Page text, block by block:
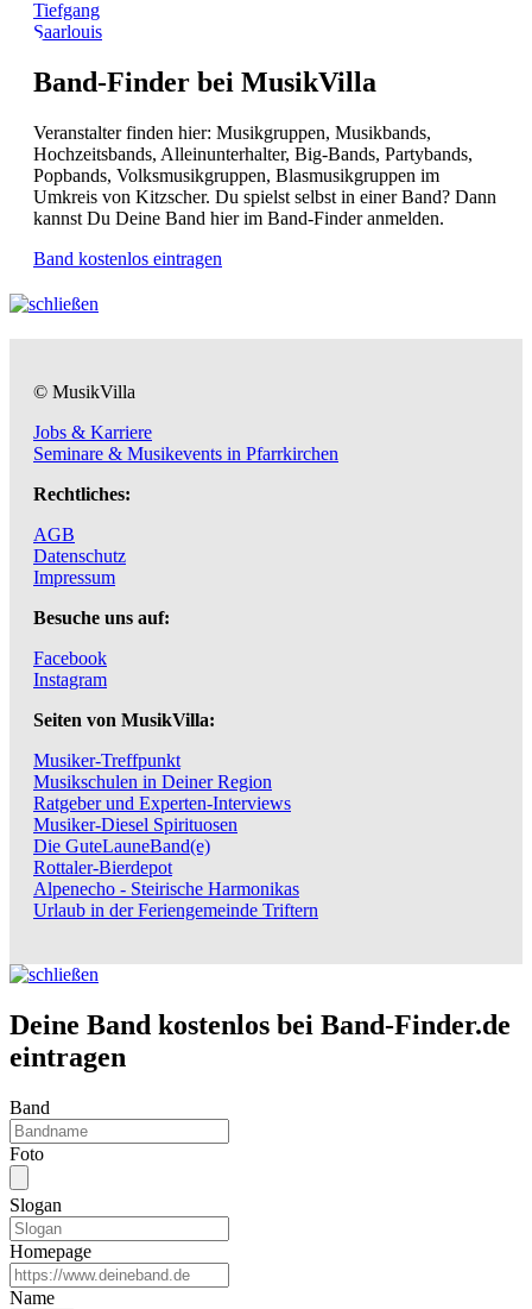
Tiefgang
Saarlouis
Band-Finder bei MusikVilla
Veranstalter finden hier: Musikgruppen, Musikbands,
Hochzeitsbands, Alleinunterhalter, Big-Bands, Partybands,
Popbands, Volksmusikgruppen, Blasmusikgruppen im
Umkreis von Kitzscher. Du spielst selbst in einer Band? Dann
kannst Du Deine Band hier im Band-Finder anmelden.
Band kostenlos eintragen
© MusikVilla
Jobs & Karriere
Seminare & Musikevents in Pfarrkirchen
Rechtliches:
AGB
Datenschutz
Impressum
Besuche uns auf:
Facebook
Instagram
Seiten von MusikVilla:
Musiker-Treffpunkt
Musikschulen in Deiner Region
Ratgeber und Experten-Interviews
Musiker-Diesel Spirituosen
Die GuteLauneBand(e)
Rottaler-Bierdepot
Alpenecho - Steirische Harmonikas
Urlaub in der Feriengemeinde Triftern
Deine Band kostenlos bei Band-Finder.de
eintragen
Band
Foto
Slogan
Homepage
Name